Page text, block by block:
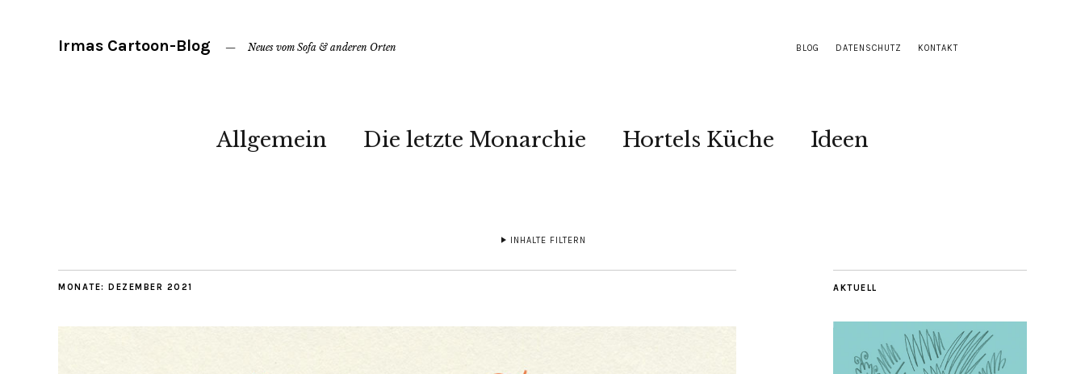
BLOG DATENSCHUTZ KONTAKT
Irmas Cartoon-Blog Neues vom Sofa & anderen Orten
Allgemein Die letzte Monarchie Hortels Küche Ideen
INHALTE FILTERN
MONATE: DEZEMBER 2021 AKTUELL